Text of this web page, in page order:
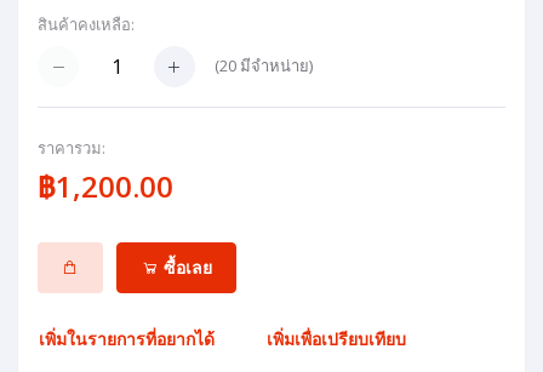
สินค้าคงเหลือ:
(20มีจำหน่าย)
ราคารวม:
฿1,200.00
ซื้อเลย
เพิ่มในรายการที่อยากได้ เพิ่มเพื่อเปรียบเทียบ